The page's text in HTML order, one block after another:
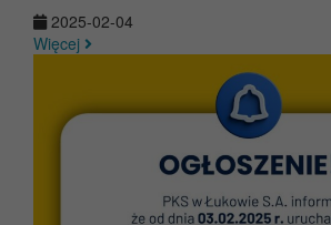
2025-02-04
Więcej